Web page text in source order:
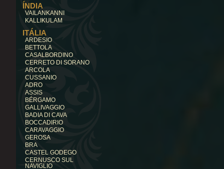
ÍNDIA
VAILANKANNI
KALLIKULAM
ITÁLIA
ARDESIO
BETTOLA
CASALBORDINO
CERRETO DI SORANO
ARCOLA
CUSSANIO
ADRO
ASSIS
BÉRGAMO
GALLIVAGGIO
BADIA DI CAVA
BOCCADIRIO
CARAVAGGIO
GEROSA
BRA
CASTEL GODEGO
CERNUSCO SUL
NAVIGLIO